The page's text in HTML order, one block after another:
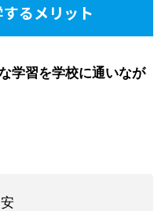
るメリット
学習を学校に通いなが